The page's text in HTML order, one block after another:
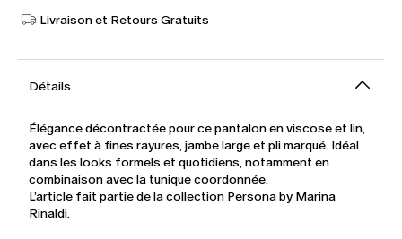
Livraison et Retours Gratuits
Détails
Élégance décontractée pour ce pantalon en viscose et lin,
avec effet à fines rayures, jambe large et pli marqué. Idéal
dans les looks formels et quotidiens, notamment en
combinaison avec la tunique coordonnée.
L’article fait partie de la collection Persona by Marina
Rinaldi.